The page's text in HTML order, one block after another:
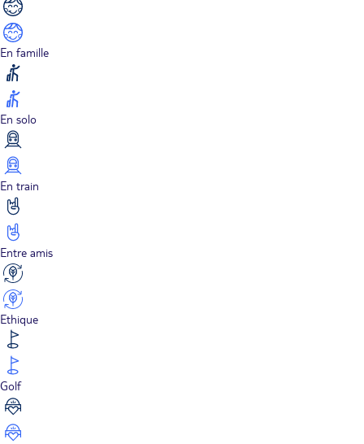
En famille
En solo
En train
Entre amis
Ethique
Golf